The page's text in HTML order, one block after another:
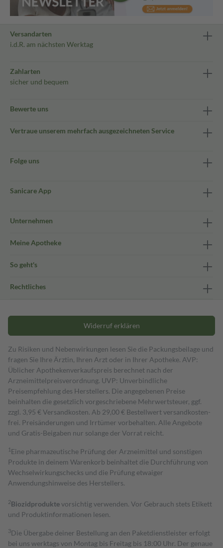
Versandarten
i.d.R. am nächsten Werktag
Zahlarten
sicher und bequem
Bewerte uns
Vertraue unserem mehrfach ausgezeichneten Service
Folge uns
Sanicare App
Unternehmen
Meine Apotheke
So geht's
Rechtliches
Widerruf erklären
Zu Risiken und Nebenwirkungen lesen Sie die Packungsbeilage und
fragen Sie Ihre Ärztin, Ihren Arzt oder in Ihrer Apotheke. AVP:
Üblicher Apothekenverkaufspreis berechnet nach der
Arzneimittelpreisverordnung. UVP: Unverbindliche
Preisempfehlung des Herstellers. Die angegebenen Preise
beinhalten die gesetzlich vorgeschriebene Mehrwertsteuer, ggf.
zzgl. 3,95 € Versandkosten. Ab 29,00 € Bestell­wert versand­kosten­
frei. Preisänderungen und Irrtümer vorbehalten. Alle Angebote
und Gratis-Beigaben nur solange der Vorrat reicht.
1 Eine pharmazeutische Prüfung der Arzneimittel und sonstigen
Produkte in deinem Warenkorb beinhaltet die Durchführung von
Wechselwirkungschecks und die Prüfung etwaiger
Anwendungshinweise des Herstellers.
2Biozidproduktevorsichtig verwenden. Vor Gebrauch stets Etikett
und Produktinformationen lesen.
3Die Übergabe deiner Bestellung an den Paketdienstleister erfolgt
bei uns werktags von Montag bis Freitag bis 18:00 Uhr. Der genaue